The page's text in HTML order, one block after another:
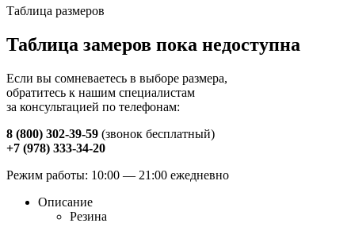
Таблица размеров
Таблица замеров пока недоступна
Если вы сомневаетесь в выборе размера,
обратитесь к нашим специалистам
за консультацией по телефонам:
8 (800) 302-39-59 (звонок бесплатный)
+7 (978) 333-34-20
Режим работы: 10:00 — 21:00 ежедневно
Описание
Резина